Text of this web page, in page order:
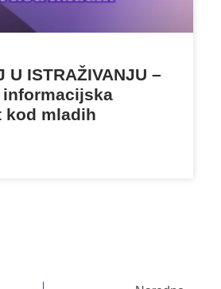
U ISTRAŽIVANJU –
kod mladih